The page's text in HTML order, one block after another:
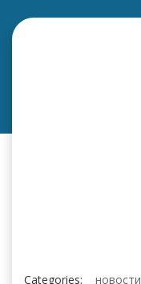
Categories:
новости